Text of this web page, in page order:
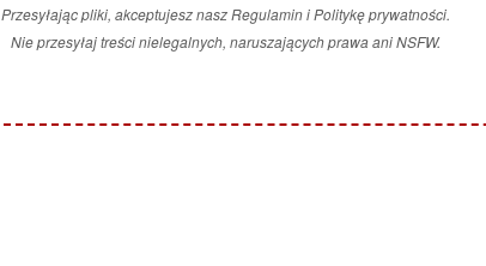
Przesyłając pliki, akceptujesz nasz Regulamin i Politykę prywatności.
Nie przesyłaj treści nielegalnych, naruszających prawa ani NSFW.